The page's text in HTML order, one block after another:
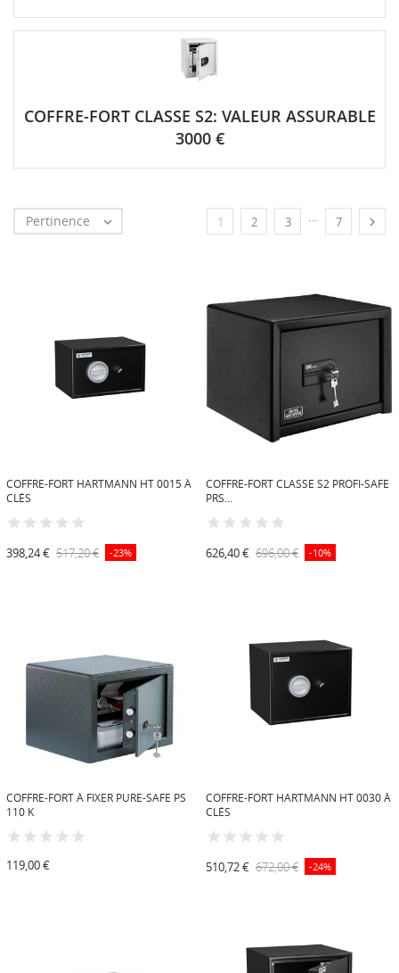
COFFRE-FORT CLASSE S2: VALEUR ASSURABLE
3000 €
Pertinence  1 2 3 … 7 
COFFRE-FORT HARTMANN HT 0015 À
CLÉS
398,24 € 517,20 € -23%
COFFRE-FORT CLASSE S2 PROFI-SAFE
PRS...
626,40 € 696,00 € -10%
COFFRE-FORT À FIXER PURE-SAFE PS
110 K
119,00 €
COFFRE-FORT HARTMANN HT 0030 À
CLÉS
510,72 € 672,00 € -24%